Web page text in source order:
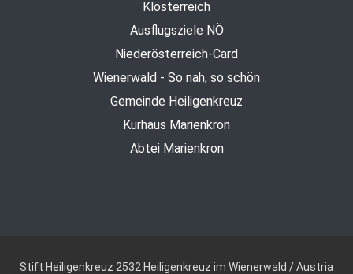
Klösterreich
Ausflugsziele NÖ
Niederösterreich-Card
Wienerwald - So nah, so schön
Gemeinde Heiligenkreuz
Kurhaus Marienkron
Abtei Marienkron
Stift Heiligenkreuz 2532 Heiligenkreuz im Wienerwald / Austria